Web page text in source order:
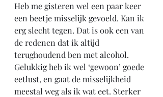
Heb me gisteren wel een paar keer
een beetje misselijk gevoeld. Kan ik
erg slecht tegen. Dat is ook een van
de redenen dat ik altijd
terughoudend ben met alcohol.
Gelukkig heb ik wel ‘gewoon’ goede
eetlust, en gaat de misselijkheid
meestal weg als ik wat eet. Sterker